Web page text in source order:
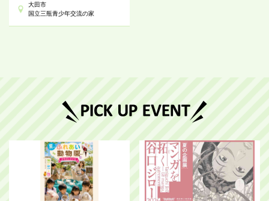
大田市
国立三瓶青少年交流の家